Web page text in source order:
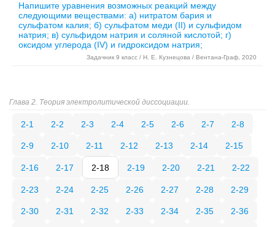
Напишите уравнения возможных реакций между
следующими веществами: а) нитратом бария и
сульфатом калия; б) сульфатом меди (II) и сульфидом
натрия; в) сульфидом натрия и соляной кислотой; г)
оксидом углерода (IV) и гидроксидом натрия;
Задачник 9 класс / Н. Е. Кузнецова / Вентана-Граф, 2020
Глава 2. Теория электролитической диссоциации.
2-1 2-2 2-3 2-4 2-5 2-6 2-7 2-8
2-9 2-10 2-11 2-12 2-13 2-14 2-15
2-16 2-17 2-18 2-19 2-20 2-21 2-22
2-23 2-24 2-25 2-26 2-27 2-28 2-29
2-30 2-31 2-32 2-33 2-34 2-35 2-36